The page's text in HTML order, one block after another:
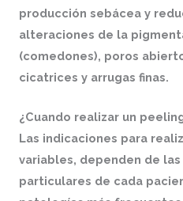
producción sebácea y
alteraciones de la
(comedones), poros
cicatrices y arrugas finas.
¿Cuando realizar un
Las indicaciones para
variables, dependen de
particulares de cada